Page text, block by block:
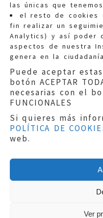
las únicas que
el resto de cookies
fin realizar un
Analytics) y así poder
aspectos de nuestra
genera en la
Puede aceptar
botón ACEPTAR
necesarias con el
FUNCIONALES
Si quieres más
POLÍTICA DE
web.
Ver
Quejas:
Teléfonos:900
Aviso legal|
Protección de
Política de
Copyright © 2019